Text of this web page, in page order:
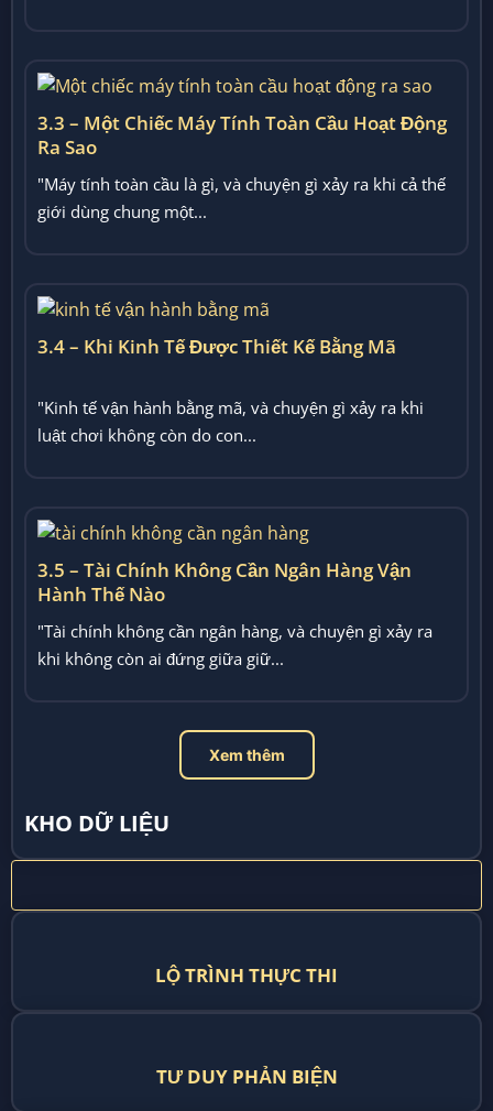
3.3 – Một Chiếc Máy Tính Toàn Cầu Hoạt Động
Ra Sao
"Máy tính toàn cầu là gì, và chuyện gì xảy ra khi cả thế
giới dùng chung một...
3.4 – Khi Kinh Tế Được Thiết Kế Bằng Mã
"Kinh tế vận hành bằng mã, và chuyện gì xảy ra khi
luật chơi không còn do con...
3.5 – Tài Chính Không Cần Ngân Hàng Vận
Hành Thế Nào
"Tài chính không cần ngân hàng, và chuyện gì xảy ra
khi không còn ai đứng giữa giữ...
Xem thêm
KHO DỮ LIỆU
LỘ TRÌNH THỰC THI
TƯ DUY PHẢN BIỆN